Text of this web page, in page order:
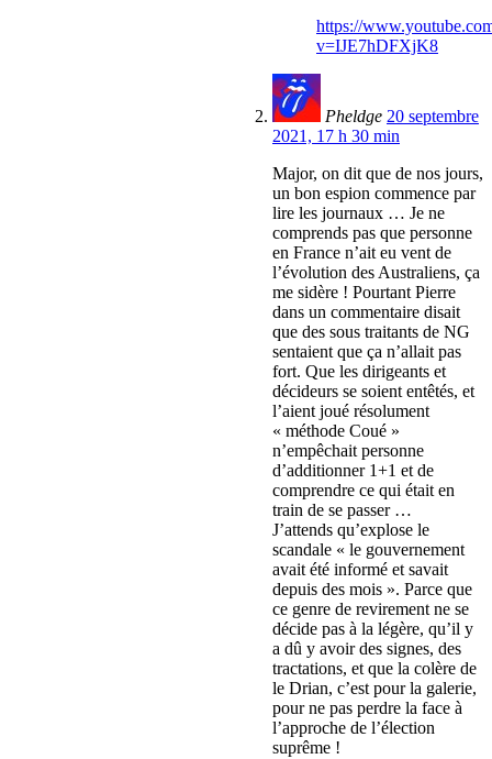
https://
v=IJE7hDFXjK8
Pheldge 20 septembre
2021, 17 h 30 min
Major, on dit que de nos jours,
un bon espion commence par
lire les journaux … Je ne
comprends pas que personne
en France n’ait eu vent de
l’évolution des Australiens, ça
me sidère ! Pourtant Pierre
dans un commentaire disait
que des sous traitants de NG
sentaient que ça n’allait pas
fort. Que les dirigeants et
décideurs se soient entêtés, et
l’aient joué résolument
« méthode Coué »
n’empêchait personne
d’additionner 1+1 et de
comprendre ce qui était en
train de se passer …
J’attends qu’explose le
scandale « le gouvernement
avait été informé et savait
depuis des mois ». Parce que
ce genre de revirement ne se
décide pas à la légère, qu’il y
a dû y avoir des signes, des
tractations, et que la colère de
le Drian, c’est pour la galerie,
pour ne pas perdre la face à
l’approche de l’élection
suprême !